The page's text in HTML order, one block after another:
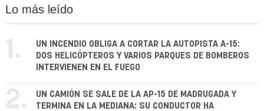
Lo más leído
1.
UN INCENDIO OBLIGA A CORTAR LA AUTOPISTA A-15:
DOS HELICÓPTEROS Y VARIOS PARQUES DE BOMBEROS
INTERVIENEN EN EL FUEGO
2.
UN CAMIÓN SE SALE DE LA AP-15 DE MADRUGADA Y
TERMINA EN LA MEDIANA: SU CONDUCTOR HA